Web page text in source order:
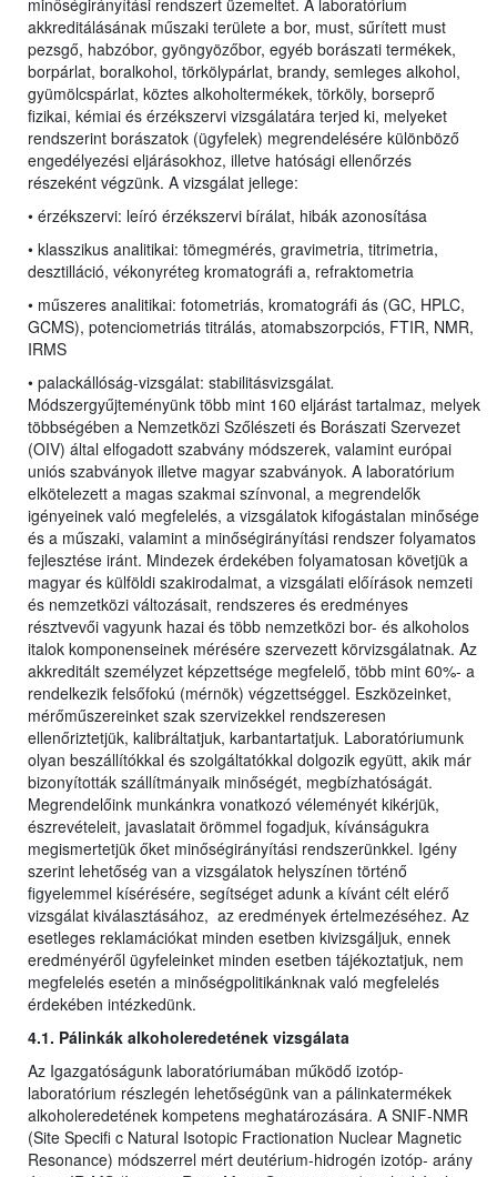
minőségirányítási rendszert üzemeltet. A laboratórium
akkreditálásának műszaki területe a bor, must, sűrített must
pezsgő, habzóbor, gyöngyözőbor, egyéb borászati termékek,
borpárlat, boralkohol, törkölypárlat, brandy, semleges alkohol,
gyümölcspárlat, köztes alkoholtermékek, törköly, borseprő
fizikai, kémiai és érzékszervi vizsgálatára terjed ki, melyeket
rendszerint borászatok (ügyfelek) megrendelésére különböző
engedélyezési eljárásokhoz, illetve hatósági ellenőrzés
részeként végzünk. A vizsgálat jellege:
• érzékszervi: leíró érzékszervi bírálat, hibák azonosítása
• klasszikus analitikai: tömegmérés, gravimetria, titrimetria,
desztilláció, vékonyréteg kromatográfi a, refraktometria
• műszeres analitikai: fotometriás, kromatográfi ás (GC, HPLC,
GCMS), potenciometriás titrálás, atomabszorpciós, FTIR, NMR,
IRMS
• palackállóság-vizsgálat: stabilitásvizsgálat.
Módszergyűjteményünk több mint 160 eljárást tartalmaz, melyek
többségében a Nemzetközi Szőlészeti és Borászati Szervezet
(OIV) által elfogadott szabvány módszerek, valamint európai
uniós szabványok illetve magyar szabványok. A laboratórium
elkötelezett a magas szakmai színvonal, a megrendelők
igényeinek való megfelelés, a vizsgálatok kifogástalan minősége
és a műszaki, valamint a minőségirányítási rendszer folyamatos
fejlesztése iránt. Mindezek érdekében folyamatosan követjük a
magyar és külföldi szakirodalmat, a vizsgálati előírások nemzeti
és nemzetközi változásait, rendszeres és eredményes
résztvevői vagyunk hazai és több nemzetközi bor- és alkoholos
italok komponenseinek mérésére szervezett körvizsgálatnak. Az
akkreditált személyzet képzettsége megfelelő, több mint 60%- a
rendelkezik felsőfokú (mérnök) végzettséggel. Eszközeinket,
mérőműszereinket szak szervizekkel rendszeresen
ellenőriztetjük, kalibráltatjuk, karbantartatjuk. Laboratóriumunk
olyan beszállítókkal és szolgáltatókkal dolgozik együtt, akik már
bizonyították szállítmányaik minőségét, megbízhatóságát.
Megrendelőink munkánkra vonatkozó véleményét kikérjük,
észrevételeit, javaslatait örömmel fogadjuk, kívánságukra
megismertetjük őket minőségirányítási rendszerünkkel. Igény
szerint lehetőség van a vizsgálatok helyszínen történő
figyelemmel kísérésére, segítséget adunk a kívánt célt elérő
vizsgálat kiválasztásához, az eredmények értelmezéséhez. Az
esetleges reklamációkat minden esetben kivizsgáljuk, ennek
eredményéről ügyfeleinket minden esetben tájékoztatjuk, nem
megfelelés esetén a minőségpolitikánknak való megfelelés
érdekében intézkedünk.
4.1. Pálinkák alkoholeredetének vizsgálata
Az Igazgatóságunk laboratóriumában működő izotóp-
laboratórium részlegén lehetőségünk van a pálinkatermékek
alkoholeredetének kompetens meghatározására. A SNIF-NMR
(Site Specifi c Natural Isotopic Fractionation Nuclear Magnetic
Resonance) módszerrel mért deutérium-hidrogén izotóp- arány